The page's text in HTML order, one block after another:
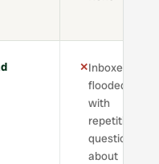
✕Inboxes
flooded
with
repetitive
questions
about